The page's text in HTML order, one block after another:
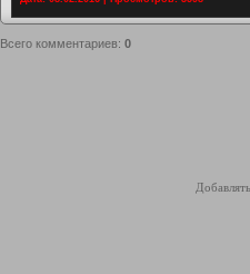
Всего комментариев: 0